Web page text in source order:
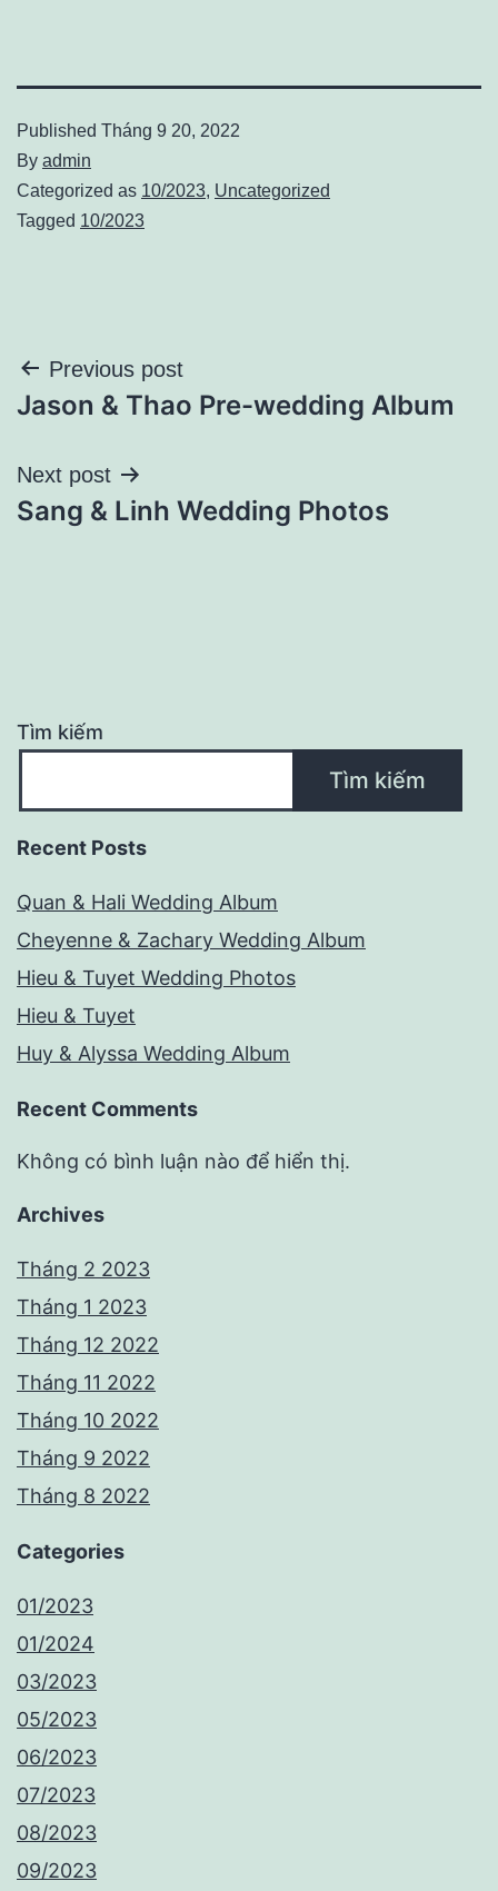
Published Tháng 9 20, 2022
By admin
Categorized as 10/2023, Uncategorized
Tagged 10/2023
Điều
hướng
bài
viết
Previous post
Jason & Thao Pre-wedding Album
Next post
Sang & Linh Wedding Photos
Tìm kiếm
Tìm kiếm
Recent Posts
Quan & Hali Wedding Album
Cheyenne & Zachary Wedding Album
Hieu & Tuyet Wedding Photos
Hieu & Tuyet
Huy & Alyssa Wedding Album
Recent Comments
Không có bình luận nào để hiển thị.
Archives
Tháng 2 2023
Tháng 1 2023
Tháng 12 2022
Tháng 11 2022
Tháng 10 2022
Tháng 9 2022
Tháng 8 2022
Categories
01/2023
01/2024
03/2023
05/2023
06/2023
07/2023
08/2023
09/2023